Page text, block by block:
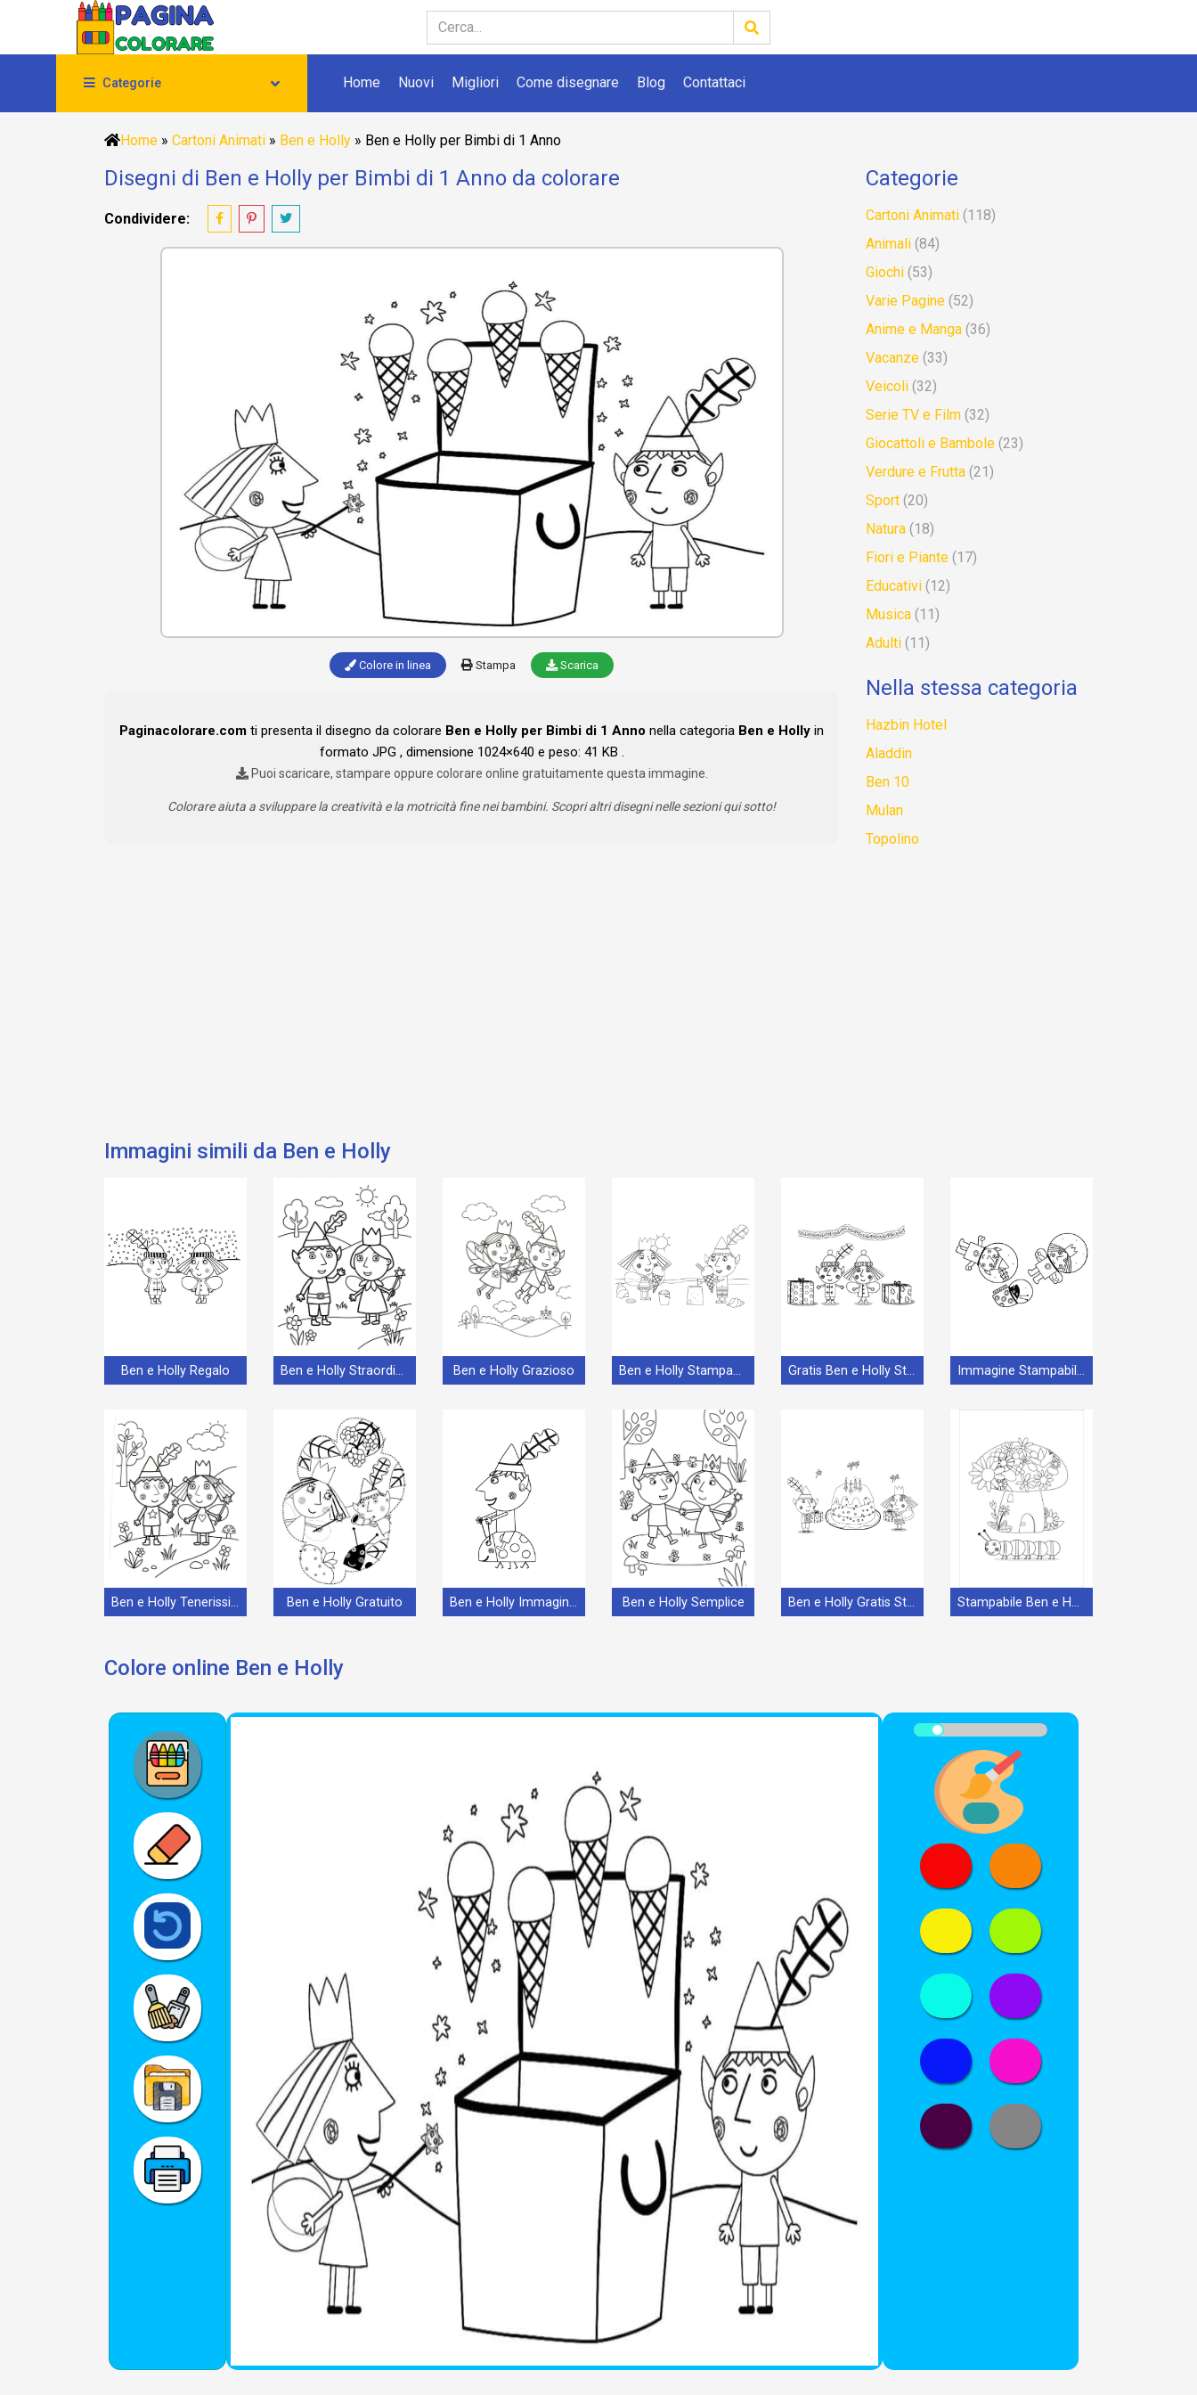
Categorie Home Nuovi Migliori Come disegnare Blog Contattaci
Home » Cartoni Animati » Ben e Holly » Ben e Holly per Bimbi di 1 Anno
Disegni di Ben e Holly per Bimbi di 1 Anno da colorare
Condividere:
Colore in linea Stampa Scarica
Paginacolorare.com ti presenta il disegno da colorare Ben e Holly per Bimbi di 1 Anno nella categoria Ben e Holly in
formato JPG , dimensione 1024×640 e peso: 41 KB .
Puoi scaricare, stampare oppure colorare online gratuitamente questa immagine.
Colorare aiuta a sviluppare la creatività e la motricità fine nei bambini. Scopri altri disegni nelle sezioni qui sotto!
Categorie
Cartoni Animati (118)
Animali (84)
Giochi (53)
Varie Pagine (52)
Anime e Manga (36)
Vacanze (33)
Veicoli (32)
Serie TV e Film (32)
Giocattoli e Bambole (23)
Verdure e Frutta (21)
Sport (20)
Natura (18)
Fiori e Piante (17)
Educativi (12)
Musica (11)
Adulti (11)
Nella stessa categoria
Hazbin Hotel
Aladdin
Ben 10
Mulan
Topolino
Immagini simili da Ben e Holly
Ben e Holly Regalo Ben e Holly Straordinario Ben e Holly Grazioso Ben e Holly Stampabile per Bambini Gratis Ben e Holly Stampabile Immagine Stampabile Ben e Holly
Ben e Holly Tenerissimo Ben e Holly Gratuito Ben e Holly Immagine Stampabile Ben e Holly Semplice Ben e Holly Gratis Stampabile Stampabile Ben e Holly Omaggio
Colore online Ben e Holly